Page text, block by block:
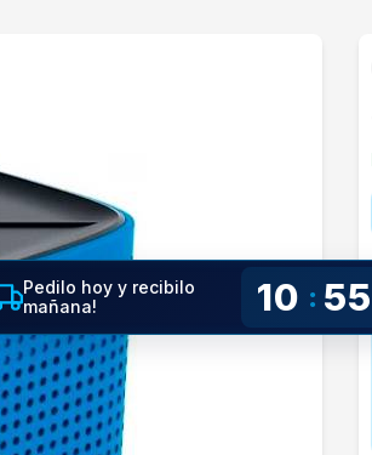
Pedilo hoy y recibilo
mañana!
10 : 55